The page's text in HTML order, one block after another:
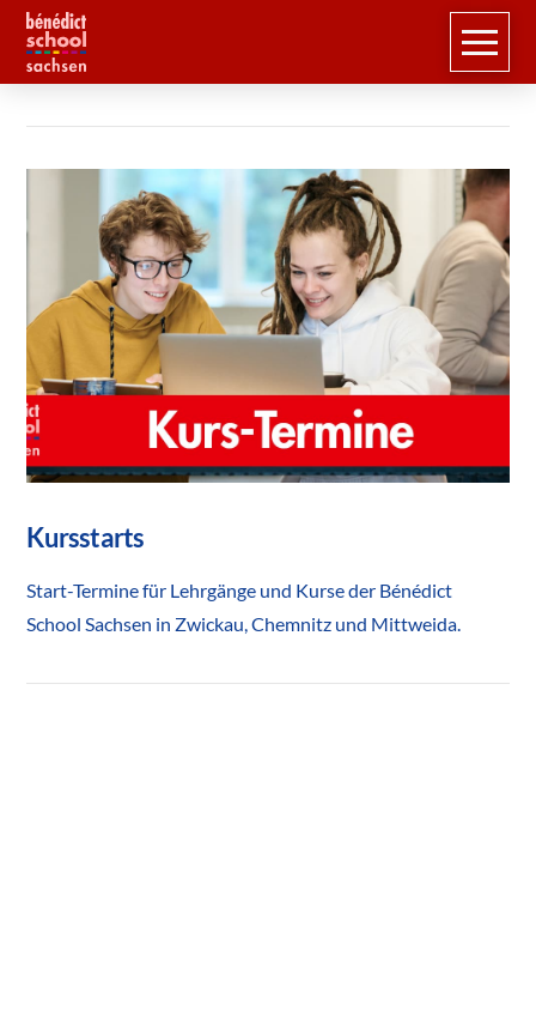
Kursstarts
Start-Termine für Lehrgänge und Kurse der Bénédict
School Sachsen in Zwickau, Chemnitz und Mittweida.